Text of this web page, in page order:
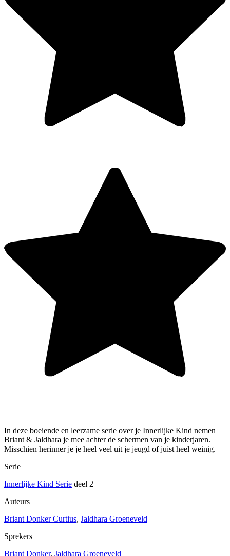
In deze boeiende en leerzame serie over je Innerlijke Kind nemen
Briant & Jaldhara je mee achter de schermen van je kinderjaren.
Misschien herinner je je heel veel uit je jeugd of juist heel weinig.
Serie
Innerlijke Kind Serie deel 2
Auteurs
Briant Donker Curtius, Jaldhara Groeneveld
Sprekers
Briant Donker, Jaldhara Groeneveld